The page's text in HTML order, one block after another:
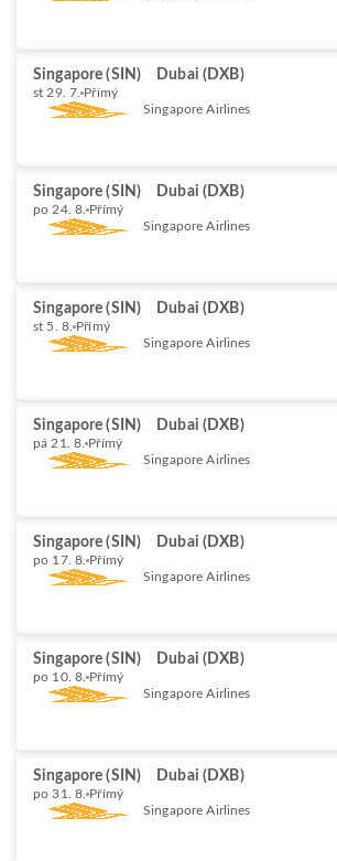
Singapore (SIN) Dubai (DXB)
st 29. 7. Přímý
Singapore Airlines
Singapore (SIN) Dubai (DXB)
po 24. 8. Přímý
Singapore Airlines
Singapore (SIN) Dubai (DXB)
st 5. 8. Přímý
Singapore Airlines
Singapore (SIN) Dubai (DXB)
pá 21. 8. Přímý
Singapore Airlines
Singapore (SIN) Dubai (DXB)
po 17. 8. Přímý
Singapore Airlines
Singapore (SIN) Dubai (DXB)
po 10. 8. Přímý
Singapore Airlines
Singapore (SIN) Dubai (DXB)
po 31. 8. Přímý
Singapore Airlines